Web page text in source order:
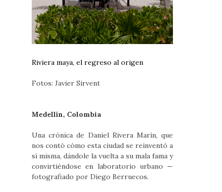
Riviera maya, el regreso al origen
Fotos: Javier Sirvent
Medellín, Colombia
Una crónica de Daniel Rivera Marín, que
nos contó cómo esta ciudad se reinventó a
sí misma, dándole la vuelta a su mala fama y
convirtiéndose en laboratorio urbano —
fotografiado por Diego Berruecos.